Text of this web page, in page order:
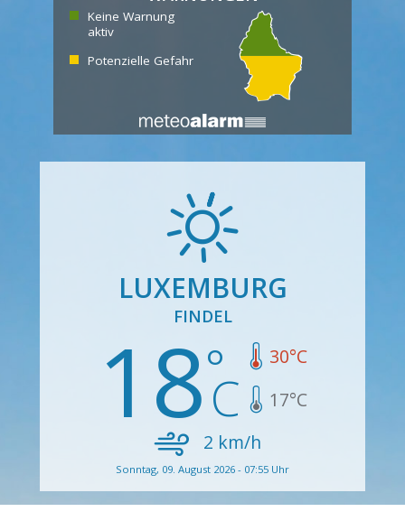
Keine Warnung
aktiv
Potenzielle Gefahr
LUXEMBURG
FINDEL
18 30°C
17°C
2 km/h
Sonntag, 09. August 2026 - 07:55 Uhr